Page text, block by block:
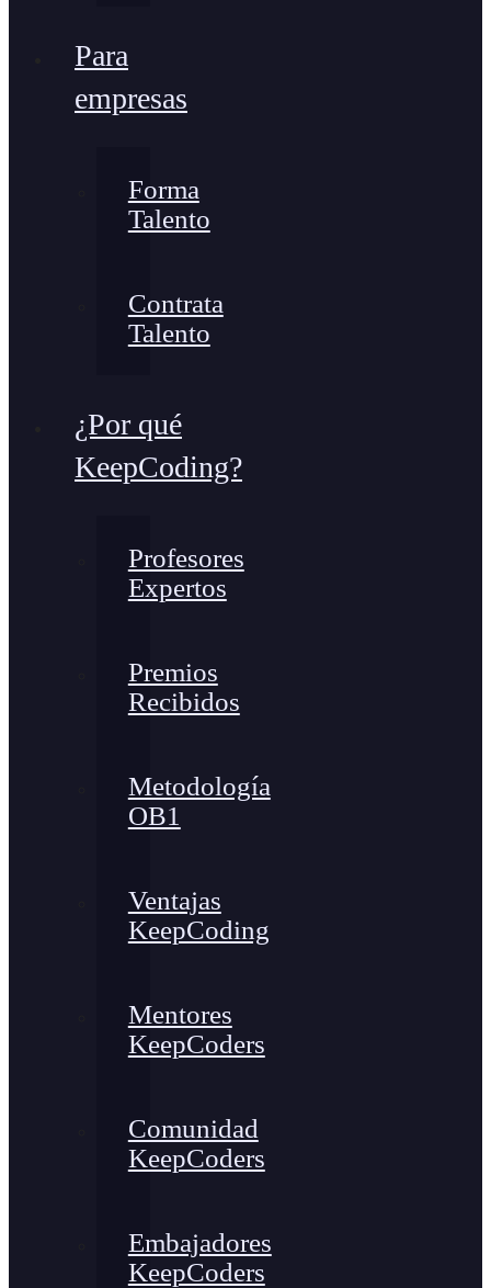
Para
empresas
Forma
Talento
Contrata
Talento
¿Por qué
KeepCoding?
Profesores
Expertos
Premios
Recibidos
Metodología
OB1
Ventajas
KeepCoding
Mentores
KeepCoders
Comunidad
KeepCoders
Embajadores
KeepCoders